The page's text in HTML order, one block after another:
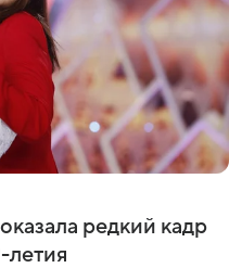
редкий кадр
летия